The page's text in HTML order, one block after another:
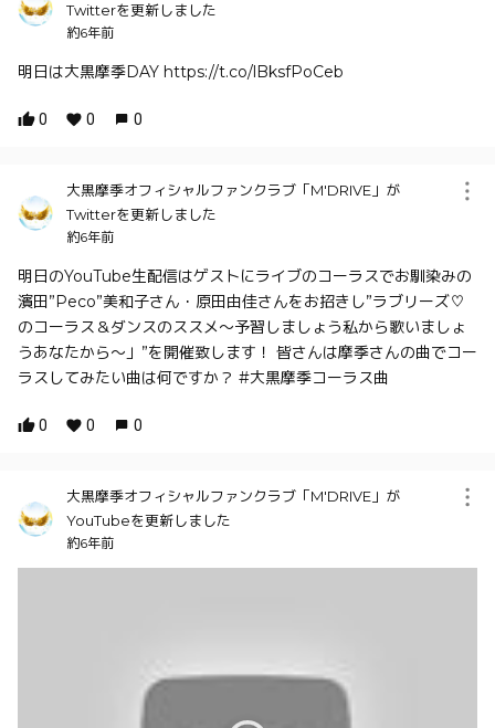
Twitterを更新しました
約6年前
明日は大黒摩季DAY https://t.co/lBksfPoCeb
0 0 0
大黒摩季オフィシャルファンクラブ「M'DRIVE」が
Twitterを更新しました
約6年前
明日のYouTube生配信はゲストにライブのコーラスでお馴染みの
濱田”Peco”美和子さん・原田由佳さんをお招きし”ラブリーズ♡
のコーラス＆ダンスのススメ〜予習しましょう私から歌いましょ
うあなたから〜」”を開催致します！ 皆さんは摩季さんの曲でコー
ラスしてみたい曲は何ですか？ #大黒摩季コーラス曲
0 0 0
大黒摩季オフィシャルファンクラブ「M'DRIVE」が
YouTubeを更新しました
約6年前